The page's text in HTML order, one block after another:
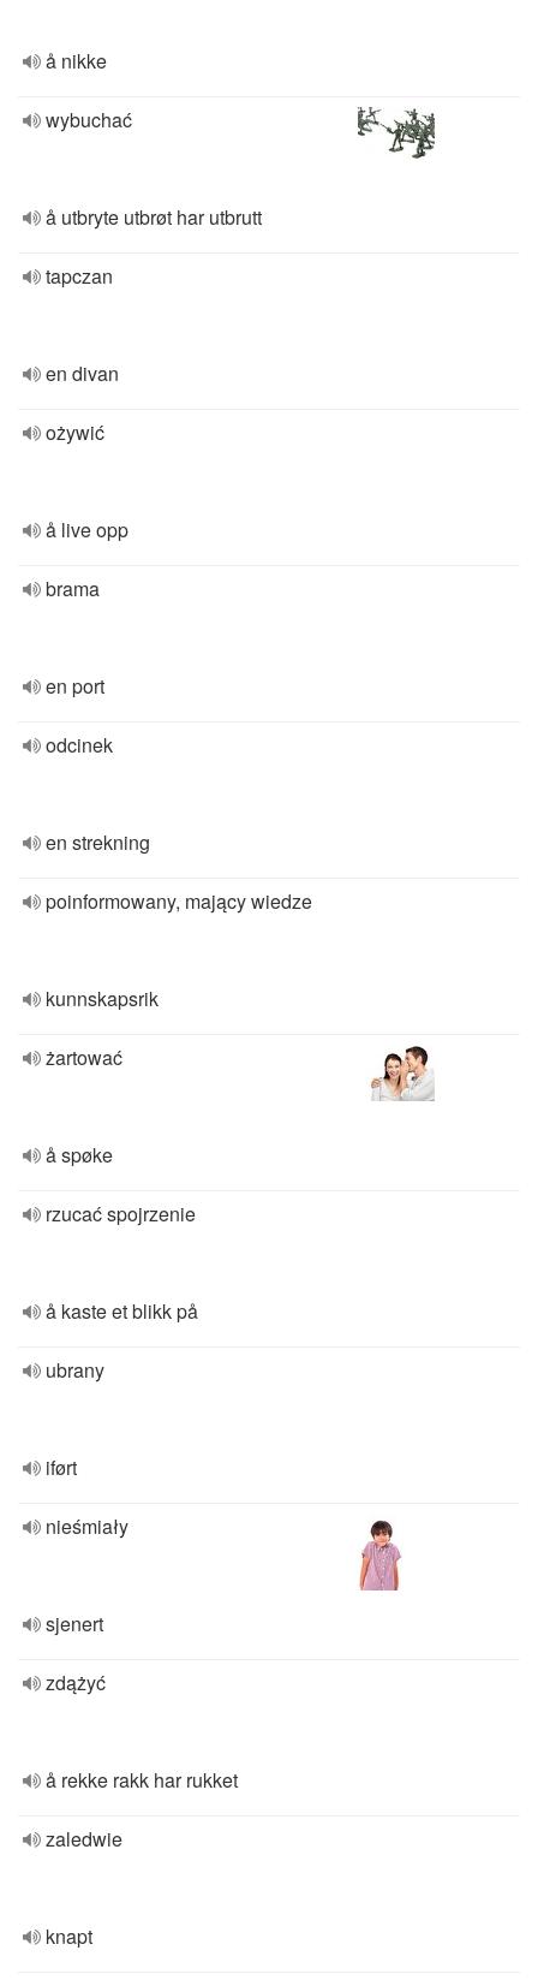
å nikke
wybuchać
å utbryte utbrøt har utbrutt
tapczan
en divan
ożywić
å live opp
brama
en port
odcinek
en strekning
poinformowany, mający wiedze
kunnskapsrik
żartować
å spøke
rzucać spojrzenie
å kaste et blikk på
ubrany
iført
nieśmiały
sjenert
zdążyć
å rekke rakk har rukket
zaledwie
knapt